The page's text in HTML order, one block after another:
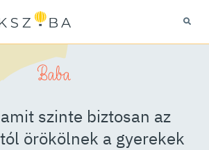
Baba
szinte biztosan az
örökölnek a gyerekek